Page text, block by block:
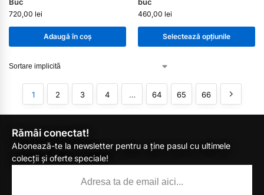
720,00 lei
Adaugă în coș
460,00 lei
Selectează opțiunile
1 2 3 4 … 64 65 66
Rămâi conectat!
Abonează-te la newsletter pentru a ține pasul cu ultimele
colecții și oferte speciale!